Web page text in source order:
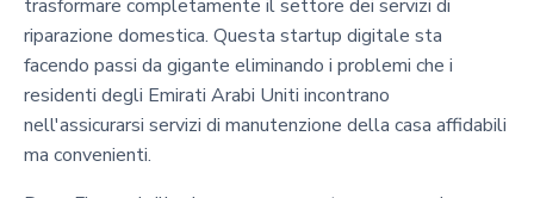
trasformare completamente il settore dei servizi di
riparazione domestica. Questa startup digitale sta
facendo passi da gigante eliminando i problemi che i
residenti degli Emirati Arabi Uniti incontrano
nell'assicurarsi servizi di manutenzione della casa affidabili
ma convenienti.